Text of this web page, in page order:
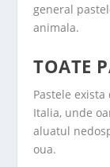
general
animala.
TOATE
Pastele
Italia, unde
aluatul
oua.